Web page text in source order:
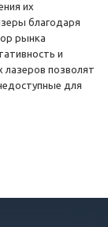
их
благодаря
рынка
и
позволят
для